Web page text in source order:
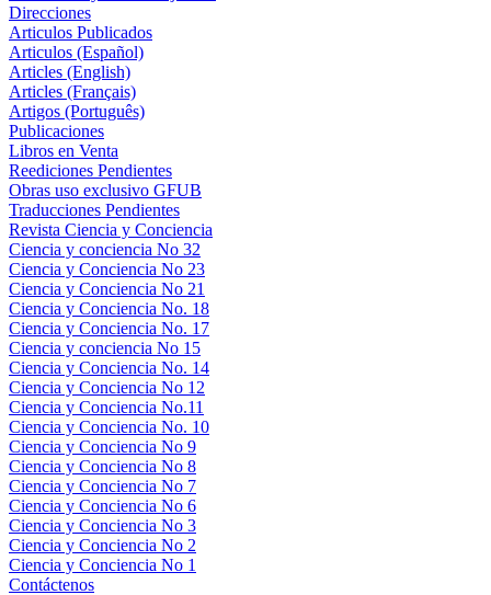
Direcciones
Articulos Publicados
Articulos (Español)
Articles (English)
Articles (Français)
Artigos (Português)
Publicaciones
Libros en Venta
Reediciones Pendientes
Obras uso exclusivo GFUB
Traducciones Pendientes
Revista Ciencia y Conciencia
Ciencia y conciencia No 32
Ciencia y Conciencia No 23
Ciencia y Conciencia No 21
Ciencia y Conciencia No. 18
Ciencia y Conciencia No. 17
Ciencia y conciencia No 15
Ciencia y Conciencia No. 14
Ciencia y Conciencia No 12
Ciencia y Conciencia No.11
Ciencia y Conciencia No. 10
Ciencia y Conciencia No 9
Ciencia y Conciencia No 8
Ciencia y Conciencia No 7
Ciencia y Conciencia No 6
Ciencia y Conciencia No 3
Ciencia y Conciencia No 2
Ciencia y Conciencia No 1
Contáctenos